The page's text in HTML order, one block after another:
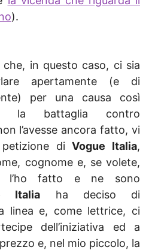
).
in questo caso, ci sia
apertamente (e di
per una causa così
la battaglia contro
l’avesse ancora fatto, vi
diVogue Italia,
cognome e, se volete,
l’ho fatto e ne sono
Italia ha deciso di
linea e, come lettrice, ci
dell’iniziativa ed a
e, nel mio piccolo, la